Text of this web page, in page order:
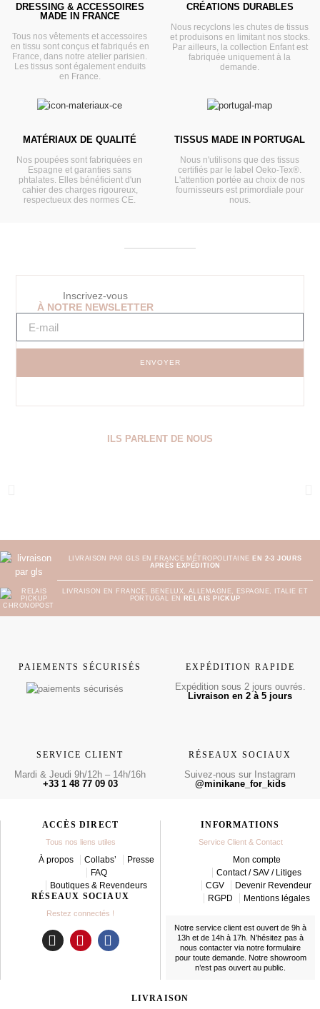
DRESSING & ACCESSOIRES
MADE IN FRANCE
Tous nos vêtements et accessoires
en tissu sont conçus et fabriqués en
France, dans notre atelier parisien.
Les tissus sont également enduits
en France.
CRÉATIONS DURABLES
Nous recyclons les chutes de tissus
et produisons en limitant nos stocks.
Par ailleurs, la collection Enfant est
fabriquée uniquement à la
demande.
MATÉRIAUX DE QUALITÉ
Nos poupées sont fabriquées en
Espagne et garanties sans
phtalates. Elles bénéficient d'un
cahier des charges rigoureux,
respectueux des normes CE.
TISSUS MADE IN PORTUGAL
Nous n'utilisons que des tissus
certifiés par le label Oeko-Tex®.
L'attention portée au choix de nos
fournisseurs est primordiale pour
nous.
Inscrivez-vous
À NOTRE NEWSLETTER
ENVOYER
ILS PARLENT DE NOUS
LIVRAISON PAR GLS EN FRANCE MÉTROPOLITAINE EN 2-3 JOURS
APRÈS EXPÉDITION
LIVRAISON EN FRANCE, BENELUX, ALLEMAGNE, ESPAGNE, ITALIE ET
PORTUGAL EN
RELAIS PICKUP
PAIEMENTS SÉCURISÉS EXPÉDITION RAPIDE
Expédition sous 2 jours ouvrés.
Livraison en 2 à 5 jours
SERVICE CLIENT
Mardi & Jeudi 9h/12h – 14h/16h
+33 1 48 77 09 03
RÉSEAUX SOCIAUX
Suivez-nous sur Instagram
@minikane_for_kids
ACCÈS DIRECT
Tous nos liens utiles
À propos Collabs’
Presse
FAQ
Boutiques & Revendeurs
RÉSEAUX SOCIAUX
Restez connectés !
I
P
F
INFORMATIONS
Service Client & Contact
Mon compte
Contact / SAV / Litiges
CGV
Devenir Revendeur
RGPD
Mentions légales
Notre service client est ouvert de 9h à
13h et de 14h à 17h. N’hésitez pas à
nous contacter via notre formulaire
pour toute demande. Notre showroom
n’est pas ouvert au public.
LIVRAISON